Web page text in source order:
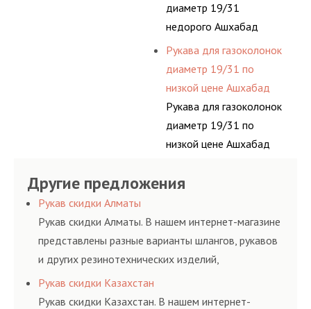
диаметр 19/31
недорого Ашхабад
Рукава для газоколонок
диаметр 19/31 по
низкой цене Ашхабад
Рукава для газоколонок
диаметр 19/31 по
низкой цене Ашхабад
Другие предложения
Рукав скидки Алматы
Рукав скидки Алматы. В нашем интернет-магазине
представлены разные варианты шлангов, рукавов
и других резинотехнических изделий,
соответствующих ГОСТам, техническим условиям
и нормативам.
Рукав скидки Казахстан
Рукав скидки Казахстан. В нашем интернет-